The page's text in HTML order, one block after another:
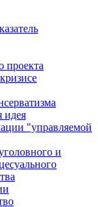
проекта
идея
"управляемой
и